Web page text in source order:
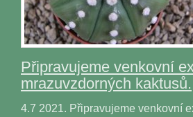
Připravujeme venkovní
mrazuvzdorných kaktusů.
4.7 2021. Připravujeme venkovní